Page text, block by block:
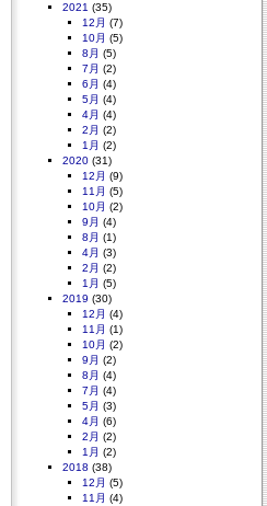
2021 (35)
12月 (7)
10月 (5)
8月 (5)
7月 (2)
6月 (4)
5月 (4)
4月 (4)
2月 (2)
1月 (2)
2020 (31)
12月 (9)
11月 (5)
10月 (2)
9月 (4)
8月 (1)
4月 (3)
2月 (2)
1月 (5)
2019 (30)
12月 (4)
11月 (1)
10月 (2)
9月 (2)
8月 (4)
7月 (4)
5月 (3)
4月 (6)
2月 (2)
1月 (2)
2018 (38)
12月 (5)
11月 (4)